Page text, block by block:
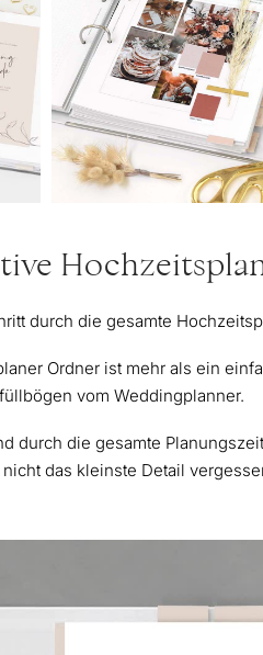
durch die gesamte
Ordner ist mehr als ein
vom Weddingplanner.
durch die gesamte
das kleinste Detail